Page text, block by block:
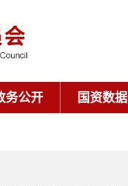
务公开 国资数据